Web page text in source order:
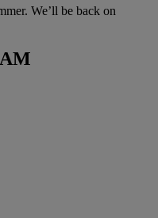
We’ll be back on